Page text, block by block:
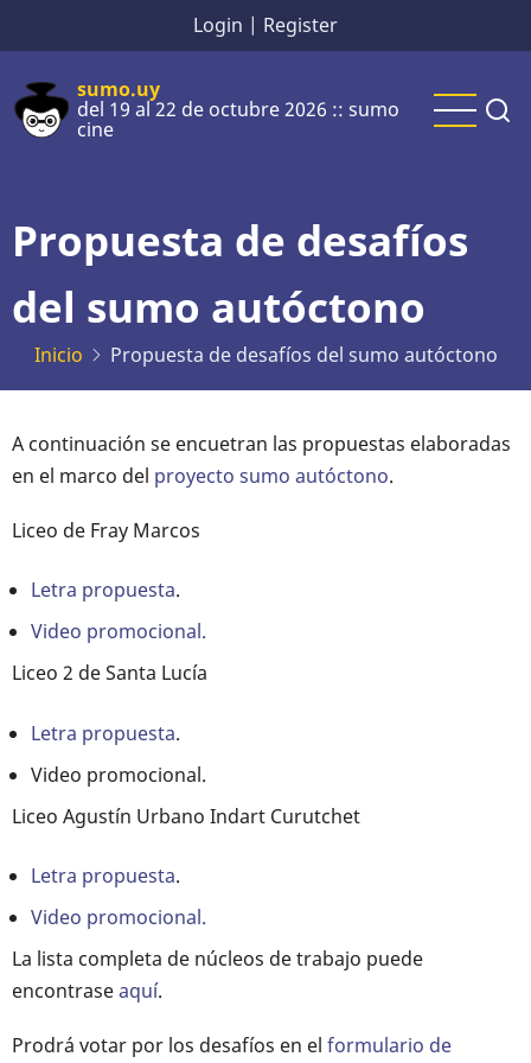
al
contenido
principal
Login | Register
sumo.uy
del 19 al 22 de octubre 2026 :: sumo
cine
Propuesta de desafíos
del sumo autóctono
Inicio Propuesta de desafíos del sumo autóctono
A continuación se encuetran las propuestas elaboradas
en el marco del proyecto sumo autóctono.
Liceo de Fray Marcos
Letra propuesta.
Video promocional.
Liceo 2 de Santa Lucía
Letra propuesta.
Video promocional.
Liceo Agustín Urbano Indart Curutchet
Letra propuesta.
Video promocional.
La lista completa de núcleos de trabajo puede
encontraseaquí.
Prodrá votar por los desafíos en el formulario de